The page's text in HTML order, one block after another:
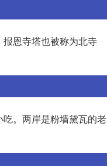
恩寺塔也被称为北寺
。两岸是粉墙黛瓦的老